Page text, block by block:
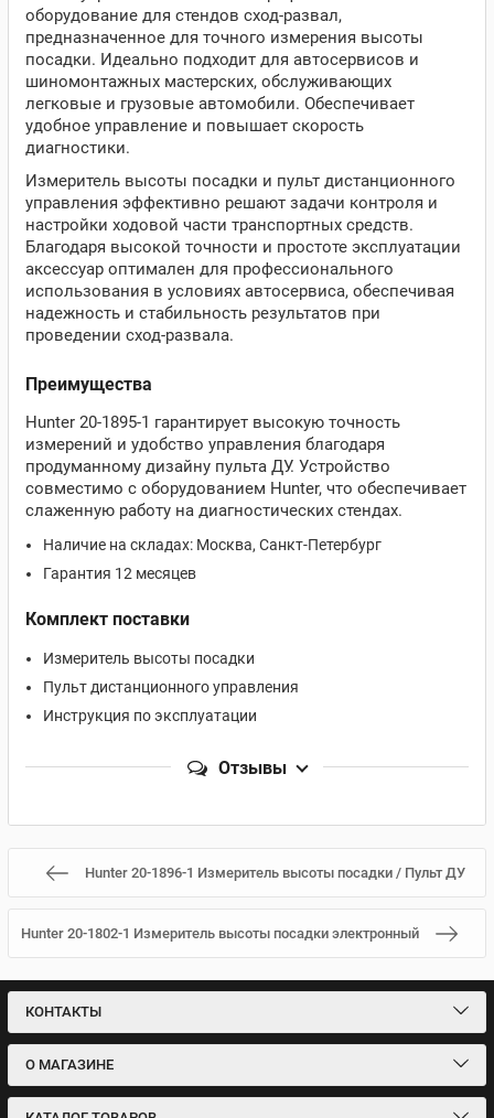
оборудование для стендов сход-развал,
предназначенное для точного измерения высоты
посадки. Идеально подходит для автосервисов и
шиномонтажных мастерских, обслуживающих
легковые и грузовые автомобили. Обеспечивает
удобное управление и повышает скорость
диагностики.
Измеритель высоты посадки и пульт дистанционного
управления эффективно решают задачи контроля и
настройки ходовой части транспортных средств.
Благодаря высокой точности и простоте эксплуатации
аксессуар оптимален для профессионального
использования в условиях автосервиса, обеспечивая
надежность и стабильность результатов при
проведении сход-развала.
Преимущества
Hunter 20-1895-1 гарантирует высокую точность
измерений и удобство управления благодаря
продуманному дизайну пульта ДУ. Устройство
совместимо с оборудованием Hunter, что обеспечивает
слаженную работу на диагностических стендах.
Наличие на складах: Москва, Санкт-Петербург
Гарантия 12 месяцев
Комплект поставки
Измеритель высоты посадки
Пульт дистанционного управления
Инструкция по эксплуатации
Отзывы
Hunter 20-1896-1 Измеритель высоты посадки / Пульт ДУ
Hunter 20-1802-1 Измеритель высоты посадки электронный
КОНТАКТЫ
О МАГАЗИНЕ